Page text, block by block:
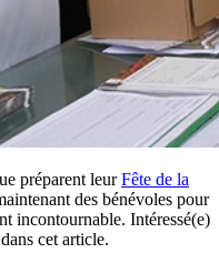
préparent leurFête de la
des bénévoles pour
incontournable. Intéressé(e)
cet article.